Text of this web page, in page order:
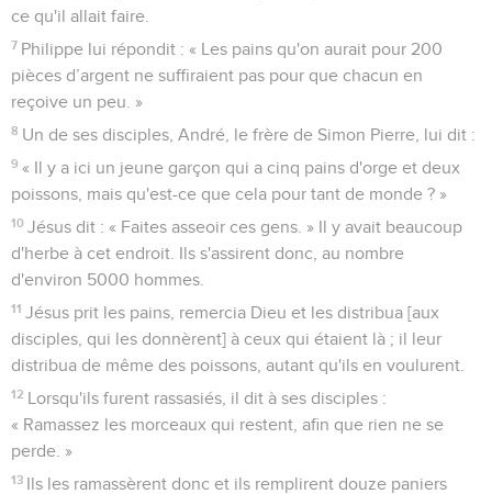
ce qu'il allait faire.
7 Philippe lui répondit : « Les pains qu'on aurait pour 200
pièces d’argent ne suffiraient pas pour que chacun en
reçoive un peu. »
8 Un de ses disciples, André, le frère de Simon Pierre, lui dit :
9 « Il y a ici un jeune garçon qui a cinq pains d'orge et deux
poissons, mais qu'est-ce que cela pour tant de monde ? »
10 Jésus dit : « Faites asseoir ces gens. » Il y avait beaucoup
d'herbe à cet endroit. Ils s'assirent donc, au nombre
d'environ 5000 hommes.
11 Jésus prit les pains, remercia Dieu et les distribua [aux
disciples, qui les donnèrent] à ceux qui étaient là ; il leur
distribua de même des poissons, autant qu'ils en voulurent.
12 Lorsqu'ils furent rassasiés, il dit à ses disciples :
« Ramassez les morceaux qui restent, afin que rien ne se
perde. »
13 Ils les ramassèrent donc et ils remplirent douze paniers